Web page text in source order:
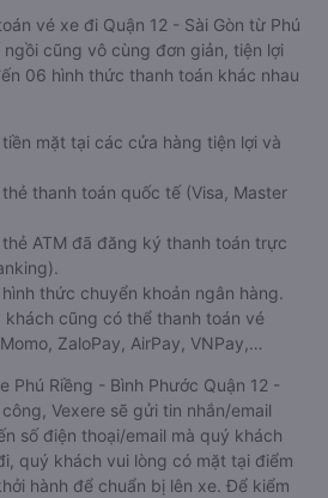
vé xe đi Quận 12 - Sài Gòn từ Phú
ngồi cũng vô cùng đơn giản, tiện lợi
06 hình thức thanh toán khác nhau
mặt tại các cửa hàng tiện lợi và
thanh toán quốc tế (Visa, Master
ATM đã đăng ký thanh toán trực
thức chuyển khoản ngân hàng.
khách cũng có thể thanh toán vé
ZaloPay, AirPay, VNPay,…
Phú Riềng - Bình Phước Quận 12 -
Vexere sẽ gửi tin nhắn/email
số điện thoại/email mà quý khách
quý khách vui lòng có mặt tại điểm
hành để chuẩn bị lên xe. Để kiểm